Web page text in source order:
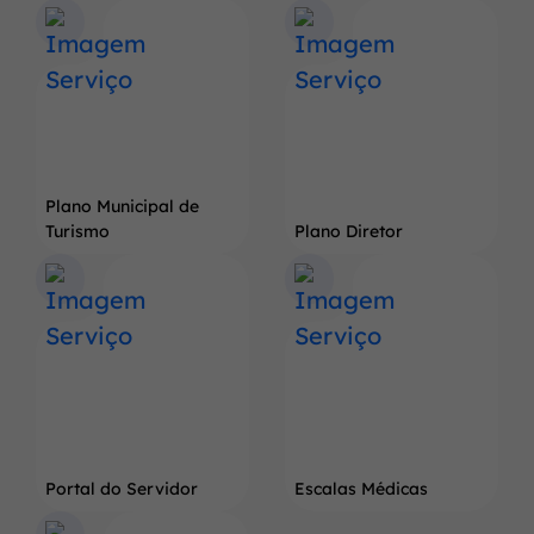
Terra
do
Pé
Gigante
Plano Municipal de
Turismo
Plano Diretor
Portal do Servidor Escalas Médicas